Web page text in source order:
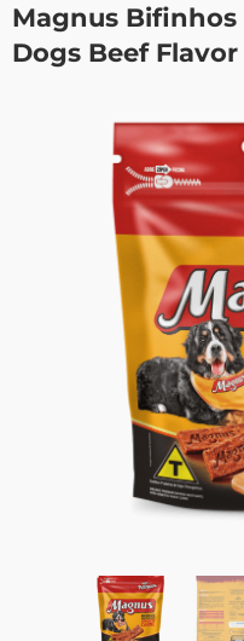
Magnus
Dogs Beef Flavor